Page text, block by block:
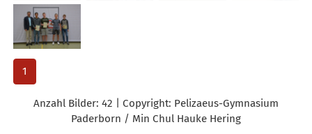
1
Anzahl Bilder: 42 | Copyright: Pelizaeus-Gymnasium
Paderborn / Min Chul Hauke Hering